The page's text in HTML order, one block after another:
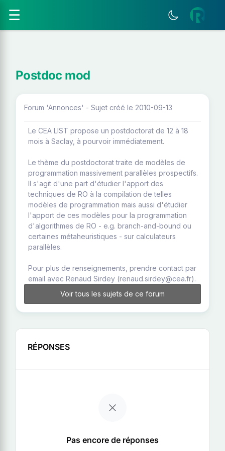
☰
Postdoc mod
Forum 'Annonces' - Sujet créé le 2010-09-13
Le CEA LIST propose un postdoctorat de 12 à 18
mois à Saclay, à pourvoir immédiatement.
Le thème du postdoctorat traite de modèles de
programmation massivement parallèles prospectifs.
Il s'agit d'une part d'étudier l'apport des
techniques de RO à la compilation de telles
modèles de programmation mais aussi d'étudier
l'apport de ces modèles pour la programmation
d'algorithmes de RO - e.g. branch-and-bound ou
certaines métaheuristiques - sur calculateurs
parallèles.
Pour plus de renseignements, prendre contact par
email avec Renaud Sirdey (renaud.sirdey@cea.fr).
Voir tous les sujets de ce forum
RÉPONSES
Pas encore de réponses